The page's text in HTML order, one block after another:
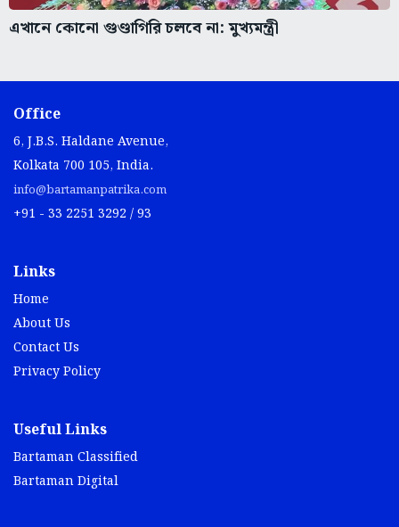
এখানে কোনো গুণ্ডাগিরি চলবে না: মুখ্যমন্ত্রী
Office
6, J.B.S. Haldane Avenue,
Kolkata 700 105, India.
info@bartamanpatrika.com
+91 - 33 2251 3292 / 93
Links
Home
About Us
Contact Us
Privacy Policy
Useful Links
Bartaman Classified
Bartaman Digital